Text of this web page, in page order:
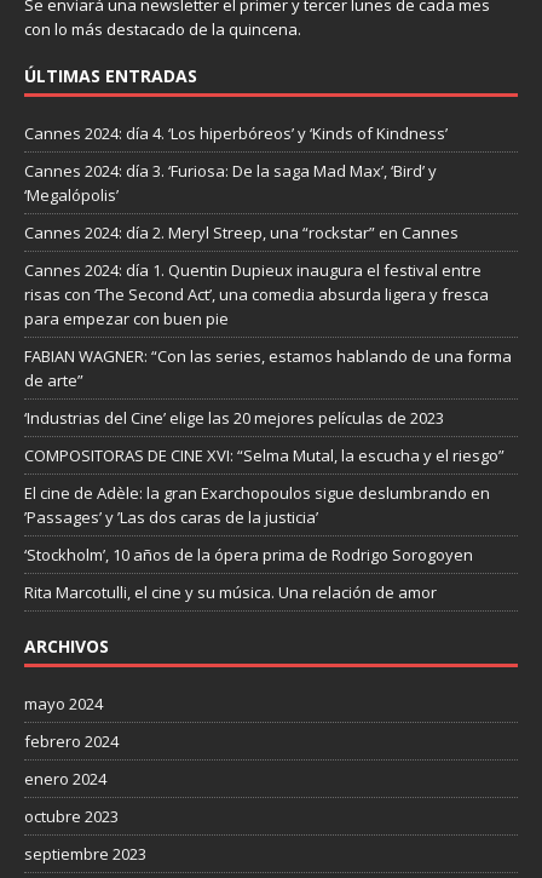
Se enviará una newsletter el primer y tercer lunes de cada mes
con lo más destacado de la quincena.
ÚLTIMAS ENTRADAS
Cannes 2024: día 4. ‘Los hiperbóreos’ y ‘Kinds of Kindness’
Cannes 2024: día 3. ‘Furiosa: De la saga Mad Max’, ‘Bird’ y
‘Megalópolis’
Cannes 2024: día 2. Meryl Streep, una “rockstar” en Cannes
Cannes 2024: día 1. Quentin Dupieux inaugura el festival entre
risas con ‘The Second Act’, una comedia absurda ligera y fresca
para empezar con buen pie
FABIAN WAGNER: “Con las series, estamos hablando de una forma
de arte”
‘Industrias del Cine’ elige las 20 mejores películas de 2023
COMPOSITORAS DE CINE XVI: “Selma Mutal, la escucha y el riesgo”
El cine de Adèle: la gran Exarchopoulos sigue deslumbrando en
’Passages’ y ’Las dos caras de la justicia’
‘Stockholm’, 10 años de la ópera prima de Rodrigo Sorogoyen
Rita Marcotulli, el cine y su música. Una relación de amor
ARCHIVOS
mayo 2024
febrero 2024
enero 2024
octubre 2023
septiembre 2023